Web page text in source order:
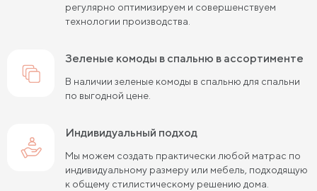
регулярно оптимизируем и совершенствуем
технологии производства.
зеленые комоды в спальню в ассортименте
В наличии зеленые комоды в спальню для спальни
по выгодной цене.
Индивидуальный подход
Мы можем создать практически любой матрас по
индивидуальному размеру или мебель, подходящую
к общему стилистическому решению дома.